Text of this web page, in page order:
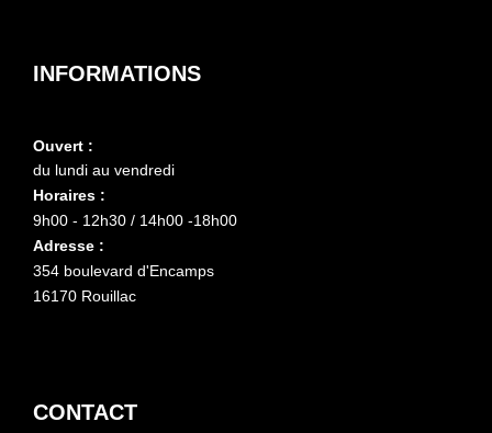
INFORMATIONS
Ouvert :
du lundi au vendredi
Horaires :
9h00 - 12h30 / 14h00 -18h00
Adresse :
354 boulevard d'Encamps
16170 Rouillac
CONTACT